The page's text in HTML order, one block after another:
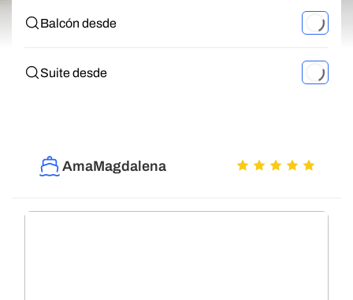
Balcón desde
Suite desde
AmaMagdalena